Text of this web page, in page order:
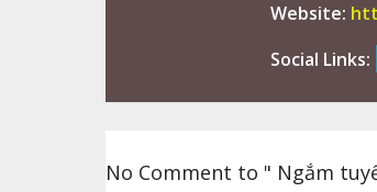
Website:
Social Links:
No Comment to " Ngắm